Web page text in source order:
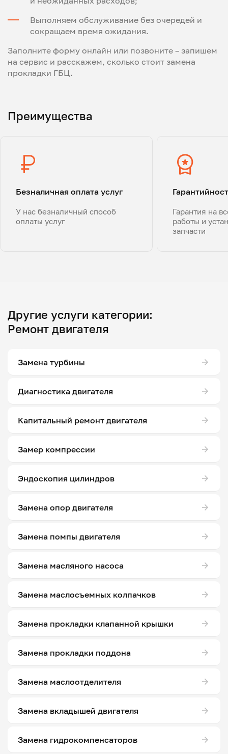
Выполняем обслуживание без очередей и
сокращаем время ожидания.
Заполните форму онлайн или позвоните – запишем
на сервис и расскажем, сколько стоит замена
прокладки ГБЦ.
Преимущества
Безналичная оплата услуг
У нас безналичный способ
оплаты услуг
Гарантия на
работы и
запчасти
Другие услуги категории:
Ремонт двигателя
Замена турбины
Диагностика двигателя
Капитальный ремонт двигателя
Замер компрессии
Эндоскопия цилиндров
Замена опор двигателя
Замена помпы двигателя
Замена масляного насоса
Замена маслосъемных колпачков
Замена прокладки клапанной крышки
Замена прокладки поддона
Замена маслоотделителя
Замена вкладышей двигателя
Замена гидрокомпенсаторов